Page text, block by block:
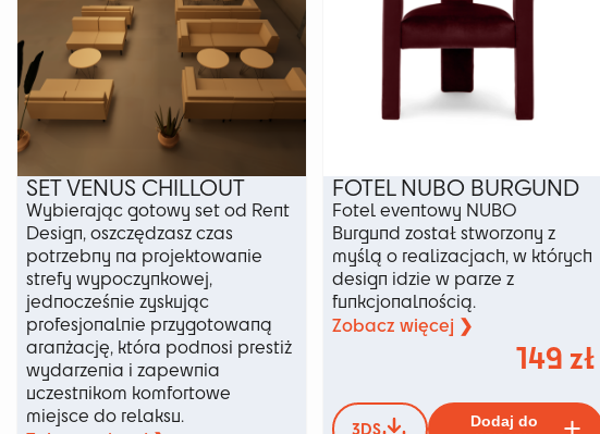
SET VENUS CHILLOUT
Wybierając gotowy set od Rent
Design, oszczędzasz czas
potrzebny na projektowanie
strefy wypoczynkowej,
jednocześnie zyskując
profesjonalnie przygotowaną
aranżację, która podnosi prestiż
wydarzenia i zapewnia
uczestnikom komfortowe
miejsce do relaksu.
FOTEL NUBO BURGUND
Fotel eventowy NUBO
Burgund został stworzony z
myślą o realizacjach, w których
design idzie w parze z
funkcjonalnością.
Zobacz więcej ❯
149 zł
3DS
Dodaj do